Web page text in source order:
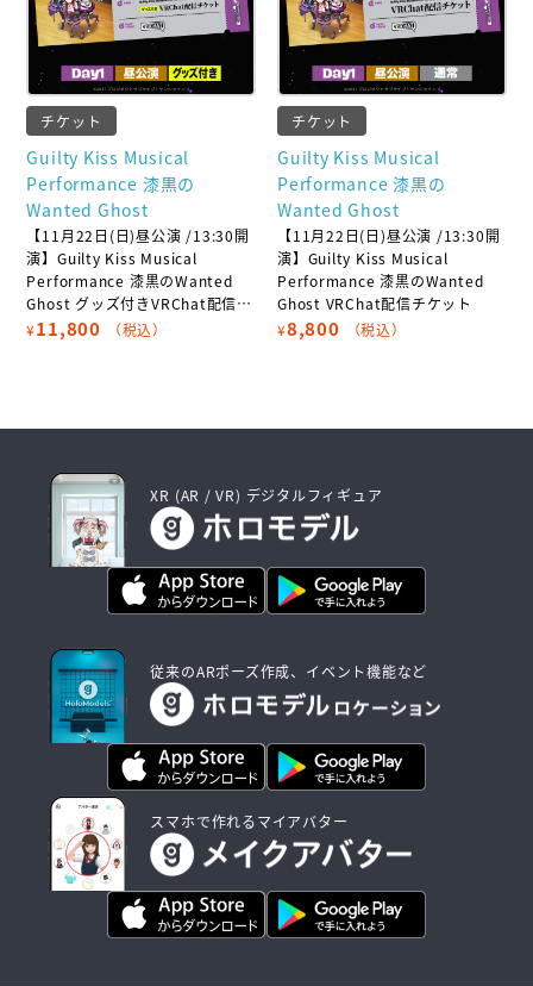
チケット
Guilty Kiss Musical
Performance 漆黒の
Wanted Ghost
【11月22日(日)昼公演 /13:30開
演】Guilty Kiss Musical
Performance 漆黒のWanted
Ghost グッズ付きVRChat配信チ
ケット
¥11,800 （税込）
チケット
Guilty Kiss Musical
Performance 漆黒の
Wanted Ghost
【11月22日(日)昼公演 /13:30開
演】Guilty Kiss Musical
Performance 漆黒のWanted
Ghost VRChat配信チケット
¥8,800 （税込）
XR (AR / VR) デジタルフィギュア
従来のARポーズ作成、イベント機能など
スマホで作れるマイアバター